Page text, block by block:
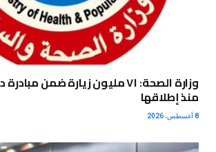
وزارة الصحة: ٧١ مليون زيارة ضمن
منذ إطلاقها
8 أغسطس، 2026